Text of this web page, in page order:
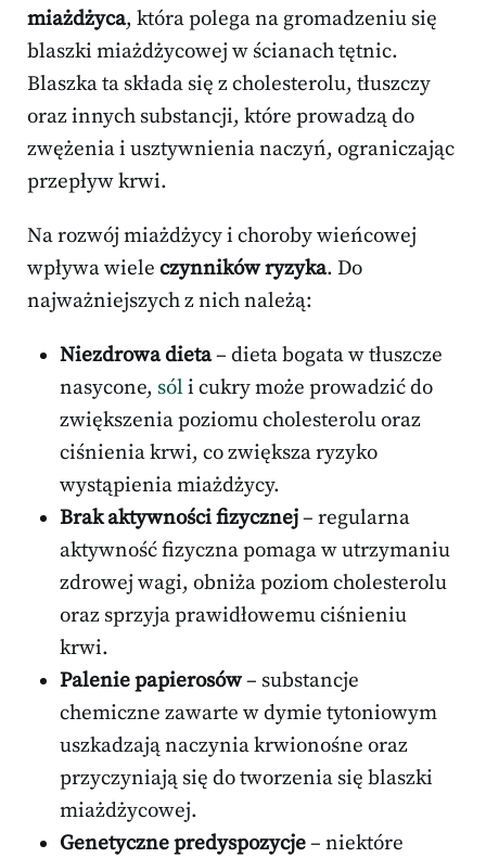
miażdżyca, która polega na gromadzeniu się
blaszki miażdżycowej w ścianach tętnic.
Blaszka ta składa się z cholesterolu, tłuszczy
oraz innych substancji, które prowadzą do
zwężenia i usztywnienia naczyń, ograniczając
przepływ krwi.
Na rozwój miażdżycy i choroby wieńcowej
wpływa wiele czynników ryzyka. Do
najważniejszych z nich należą:
Niezdrowa dieta– dieta bogata w tłuszcze
nasycone, sóli cukry może prowadzić do
zwiększenia poziomu cholesterolu oraz
ciśnienia krwi, co zwiększa ryzyko
wystąpienia miażdżycy.
Brak aktywności fizycznej– regularna
aktywność fizyczna pomaga w utrzymaniu
zdrowej wagi, obniża poziom cholesterolu
oraz sprzyja prawidłowemu ciśnieniu
krwi.
Palenie papierosów– substancje
chemiczne zawarte w dymie tytoniowym
uszkadzają naczynia krwionośne oraz
przyczyniają się do tworzenia się blaszki
miażdżycowej.
Genetyczne predyspozycje– niektóre